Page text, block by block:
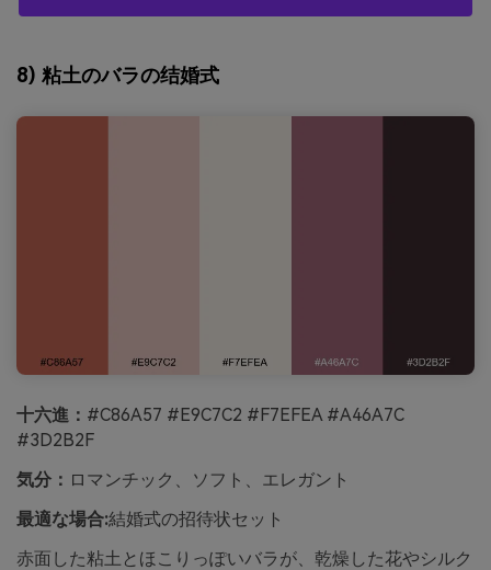
8) 粘土のバラの结婚式
十六進： #C86A57 #E9C7C2 #F7EFEA #A46A7C
#3D2B2F
気分： ロマンチック、ソフト、エレガント
最適な場合:結婚式の招待状セット
赤面した粘土とほこりっぽいバラが、乾燥した花やシルク